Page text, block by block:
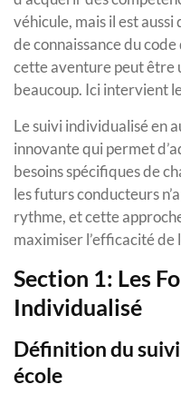
véhicule, mais il est
de connaissance du
cette aventure peut être
beaucoup. Ici intervient
Le suivi individualisé en
innovante qui permet
besoins spécifiques de
les futurs conducteurs
rythme, et cette
maximiser l’efficacité de
Section 1: Les
Individualisé
Définition du
école